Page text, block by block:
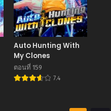
Auto Hunting With
My Clones
ตอนที่ 159
7.4